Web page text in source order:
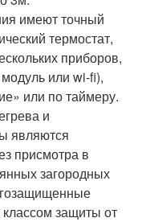
имеют точный
термостат,
приборов,
или wi-fi),
или по таймеру.
и
являются
присмотра в
загородных
защиты от